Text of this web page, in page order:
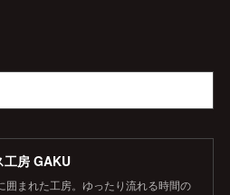
工房 GAKU
囲まれた工房。ゆったり流れる時間の